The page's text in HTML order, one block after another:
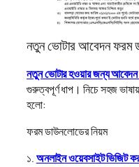
নতুন ভোটার আবেদন ফরম
নতুন ভোটার হওয়ার জন্য
গুরুত্বপূর্ণ ধাপ। নিচে সহজ
হলো:
ফরম ডাউনলোডের নিয়ম
১.অনলাইন ওয়েবসাইট ভিজিট